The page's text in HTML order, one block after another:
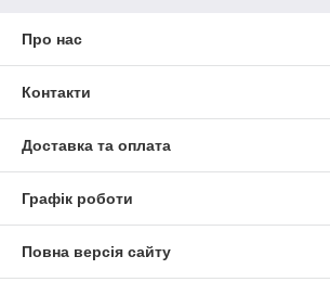
Про нас
Контакти
Доставка та оплата
Графік роботи
Повна версія сайту